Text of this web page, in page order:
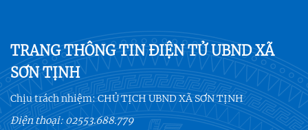
TRANG THÔNG TIN ĐIỆN TỬ UBND XÃ
SƠN TỊNH
Chịu trách nhiệm:CHỦ TỊCH UBND XÃ SƠN TỊNH
Điện thoại:02553.688.779